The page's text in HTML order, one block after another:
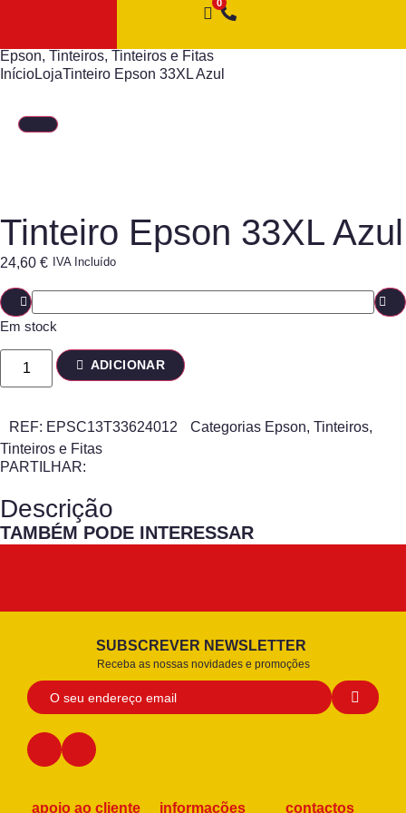
Epson, Tinteiros, Tinteiros e Fitas
InícioLojaTinteiro Epson 33XL Azul
Tinteiro Epson 33XL Azul
24,60 € IVA Incluído
Em stock
ADICIONAR
REF: EPSC13T33624012 Categorias Epson, Tinteiros,
Tinteiros e Fitas
PARTILHAR:
Descrição
TAMBÉM PODE INTERESSAR
SUBSCREVER NEWSLETTER
Receba as nossas novidades e promoções
apoio ao cliente informações contactos